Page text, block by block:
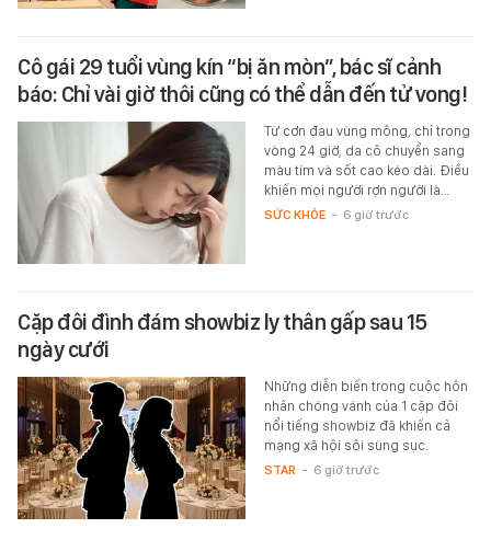
Cô gái 29 tuổi vùng kín “bị ăn mòn”, bác sĩ cảnh
báo: Chỉ vài giờ thôi cũng có thể dẫn đến tử vong!
Từ cơn đau vùng mông, chỉ trong
vòng 24 giờ, da cô chuyển sang
màu tím và sốt cao kéo dài. Điều
khiến mọi người rợn người là…
SỨC KHỎE - 6 giờ trước
Cặp đôi đình đám showbiz ly thân gấp sau 15
ngày cưới
Những diễn biến trong cuộc hôn
nhân chóng vánh của 1 cặp đôi
nổi tiếng showbiz đã khiến cả
mạng xã hội sôi sùng sục.
STAR - 6 giờ trước